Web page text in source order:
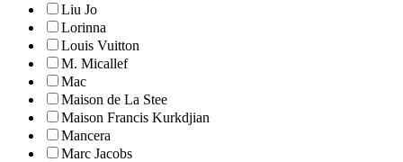
Liu Jo
Lorinna
Louis Vuitton
M. Micallef
Mac
Maison de La Stee
Maison Francis Kurkdjian
Mancera
Marc Jacobs